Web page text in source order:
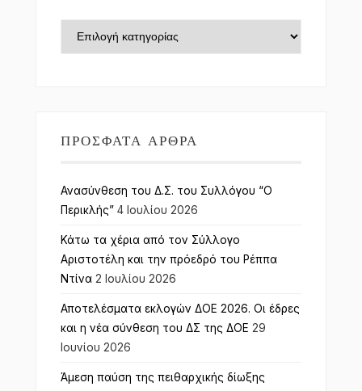
Κατηγορίες
ΠΡΌΣΦΑΤΑ ΆΡΘΡΑ
Ανασύνθεση του Δ.Σ. του Συλλόγου “Ο
Περικλής” 4 Ιουλίου 2026
Κάτω τα χέρια από τον Σύλλογο
Αριστοτέλη και την πρόεδρό του Ρέππα
Ντίνα 2 Ιουλίου 2026
Αποτελέσματα εκλογών ΔΟΕ 2026. Οι έδρες
και η νέα σύνθεση του ΔΣ της ΔΟΕ 29
Ιουνίου 2026
Άμεση παύση της πειθαρχικής δίωξης